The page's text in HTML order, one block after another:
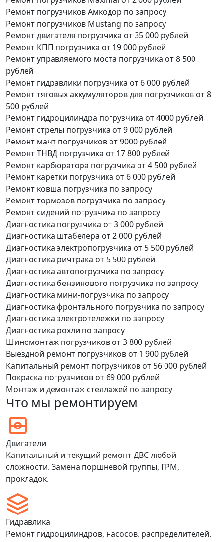
Ремонт погрузчиков Амкодор по запросу
Ремонт погрузчиков Mustang по запросу
Ремонт двигателя погрузчика от 35 000 рублей
Ремонт КПП погрузчика от 19 000 рублей
Ремонт управляемого моста погрузчика от 8 500
рублей
Ремонт гидравлики погрузчика от 6 000 рублей
Ремонт тяговых аккумуляторов для погрузчиков от 8
500 рублей
Ремонт гидроцилиндра погрузчика от 4000 рублей
Ремонт стрелы погрузчика от 9 000 рублей
Ремонт мачт погрузчиков от 9000 рублей
Ремонт ТНВД погрузчика от 17 800 рублей
Ремонт карбюратора погрузчика от 4 500 рублей
Ремонт каретки погрузчика от 6 000 рублей
Ремонт ковша погрузчика по запросу
Ремонт тормозов погрузчика по запросу
Ремонт сидений погрузчика по запросу
Диагностика погрузчика от 3 000 рублей
Диагностика штабелера от 2 000 рублей
Диагностика электропогрузчика от 5 500 рублей
Диагностика ричтрака от 5 500 рублей
Диагностика автопогрузчика по запросу
Диагностика бензинового погрузчика по запросу
Диагностика мини-погрузчика по запросу
Диагностика фронтального погрузчика по запросу
Диагностика электротележки по запросу
Диагностика рохли по запросу
Шиномонтаж погрузчиков от 3 800 рублей
Выездной ремонт погрузчиков от 1 900 рублей
Капитальный ремонт погрузчиков от 56 000 рублей
Покраска погрузчиков от 69 000 рублей
Монтаж и демонтаж стеллажей по запросу
Что мы ремонтируем
Двигатели
Капитальный и текущий ремонт ДВС любой
сложности. Замена поршневой группы, ГРМ,
прокладок.
Гидравлика
Ремонт гидроцилиндров, насосов, распределителей.